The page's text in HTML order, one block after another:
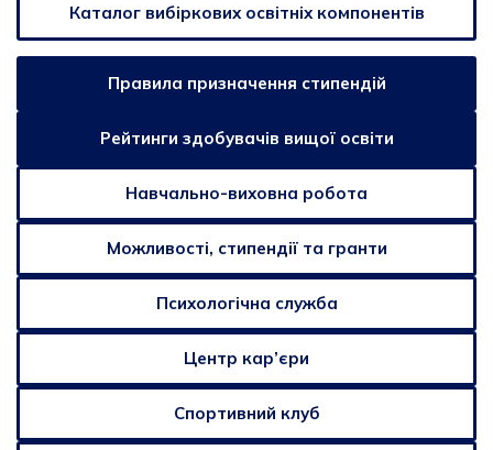
Каталог вибіркових освітніх компонентів
Правила призначення стипендій
Рейтинги здобувачів вищої освіти
Навчально-виховна робота
Можливості, стипендії та гранти
Психологічна служба
Центр кар’єри
Спортивний клуб